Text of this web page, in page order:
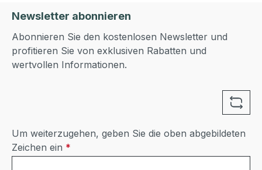
Newsletter abonnieren
Abonnieren Sie den kostenlosen Newsletter und
profitieren Sie von exklusiven Rabatten und
wertvollen Informationen.
Um weiterzugehen, geben Sie die oben abgebildeten
Zeichen ein *